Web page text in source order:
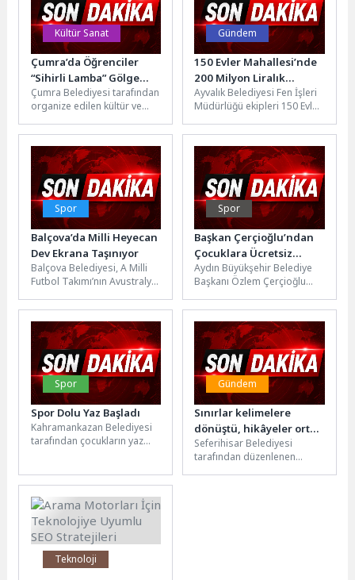
Kültür Sanat
Çumra’da Öğrenciler
“Sihirli Lamba” Gölge
Oyunu ile Sanatla
Buluştu
Çumra Belediyesi tarafından
organize edilen kültür ve
kapsamında, Trabzon
Devlet Tiyatrosu oyuncuları
tarafından...
Gündem
150 Evler Mahallesi’nde
200 Milyon Liralık
Yatırımın İlk Etabı Başladı
Ayvalık Belediyesi Fen İşleri
Müdürlüğü ekipleri 150 Evler
ve çevre düzenleme
çalışmalarına...
Spor
Balçova’da Milli Heyecan
Dev Ekrana Taşınıyor
Balçova Belediyesi, A Milli
Futbol Takımı’nın Avustralya
karşılaşmayı vatandaşlarla
birlikte izlemek için...
Spor
Başkan Çerçioğlu’ndan
Çocuklara Ücretsiz
Jimnastik Eğitimi
Aydın Büyükşehir Belediye
Başkanı Özlem Çerçioğlu
gelişimine katkı sağlamak
amacıyla başlatılan ‘Yaz
Dönemi...
Spor
Spor Dolu Yaz Başladı
Kahramankazan Belediyesi
tarafından çocukların yaz
Gündem
Sınırlar kelimelere
dönüştü, hikâyeler ortak
hafızaya dönüşüyor
Seferihisar Belediyesi
tarafından düzenlenen
Teknoloji